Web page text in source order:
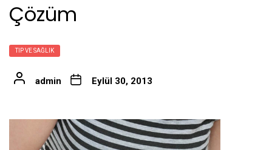
Çözüm
TIP VE SAĞLIK
admin Eylül 30, 2013